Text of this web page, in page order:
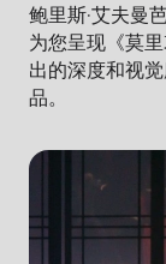
鲍里斯·艾夫曼
为您呈现《莫
出的深度和视
品。